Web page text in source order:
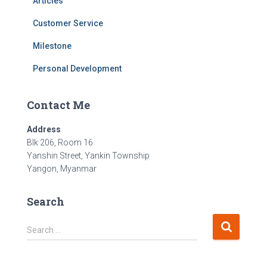
Customer Service
Milestone
Personal Development
Contact Me
Address
Blk 206, Room 16
Yanshin Street, Yankin Township
Yangon, Myanmar
Search
S
e
Search …